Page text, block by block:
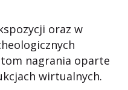
oraz w
nagrania oparte
wirtualnych.